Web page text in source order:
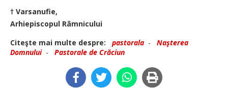
† Varsanufie,
Arhiepiscopul Râmnicului
Citeşte mai multe despre:
pastorala - Naşterea
Domnului- Pastorale de Crăciun